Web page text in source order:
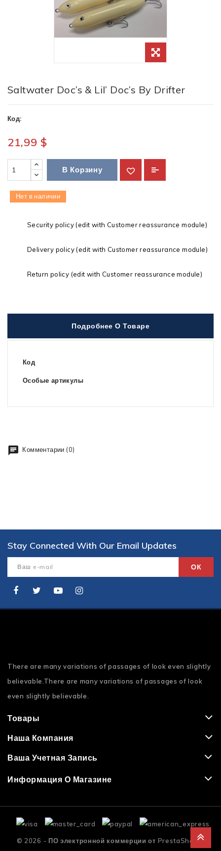
Saltwater Doc’s & Lil’ Doc’s By Drifter
Код:
21,99 $
В Корзину
Нет в наличии
Security policy (edit with Customer reassurance module)
Delivery policy (edit with Customer reassurance module)
Return policy (edit with Customer reassurance module)
Подробнее О Товаре
Код
Особые артикулы
Комментарии (0)
Stay Connected With Our Email Updates
There are many variations of passages of look even slightly
believable.There are many variations of passages of look
even slightly believable.
Товары
Наша Компания
Ваша Учетная Запись
Информация О Магазине
© 2026 - ПО электронной коммерции от PrestaShop™